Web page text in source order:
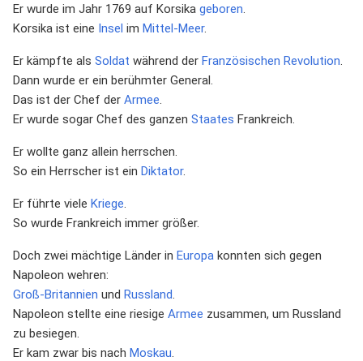
Er wurde im Jahr 1769 auf Korsika geboren.
Korsika ist eine Insel im Mittel-Meer.
Er kämpfte als Soldat während der Französischen Revolution.
Dann wurde er ein berühmter General.
Das ist der Chef der Armee.
Er wurde sogar Chef des ganzen Staates Frankreich.
Er wollte ganz allein herrschen.
So ein Herrscher ist ein Diktator.
Er führte viele Kriege.
So wurde Frankreich immer größer.
Doch zwei mächtige Länder in Europa konnten sich gegen
Napoleon wehren:
Groß-Britannien und Russland.
Napoleon stellte eine riesige Armee zusammen, um Russland
zu besiegen.
Er kam zwar bis nach Moskau.